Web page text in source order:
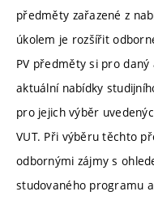
předměty zařazené z
úkolem je rozšířit
PV předměty si pro
aktuální nabídky
pro jejich výběr
VUT. Při výběru těchto
odbornými zájmy s
studovaného programu